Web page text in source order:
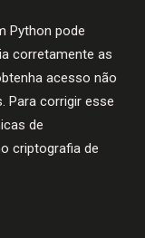
Python pode
corretamente as
acesso não
Para corrigir esse
de
criptografia de